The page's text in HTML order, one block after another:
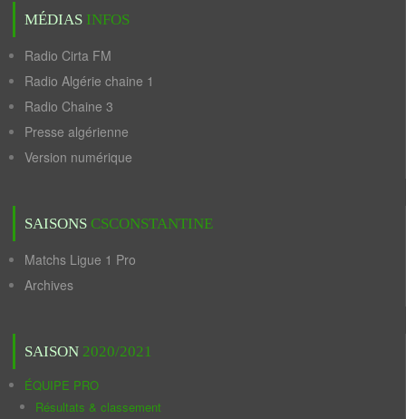
MÉDIAS INFOS
Radio Cirta FM
Radio Algérie chaine 1
Radio Chaine 3
Presse algérienne
Version numérique
SAISONS CSCONSTANTINE
Matchs Ligue 1 Pro
Archives
SAISON 2020/2021
ÉQUIPE PRO
Résultats & classement